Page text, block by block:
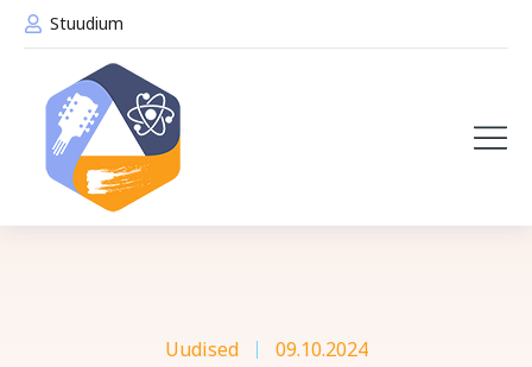
Stuudium
Uudised 09.10.2024